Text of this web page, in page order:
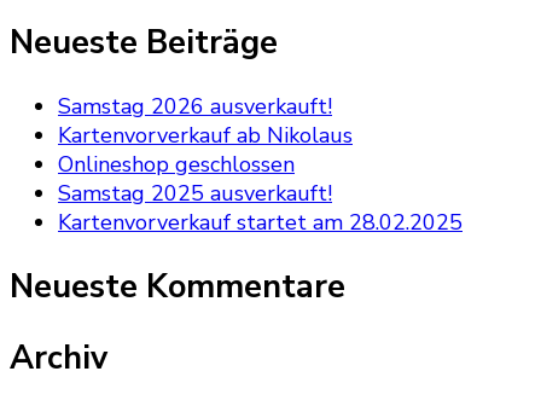
Beiträge
Neueste Beiträge
Samstag 2026 ausverkauft!
Kartenvorverkauf ab Nikolaus
Onlineshop geschlossen
Samstag 2025 ausverkauft!
Kartenvorverkauf startet am 28.02.2025
Neueste Kommentare
Archiv